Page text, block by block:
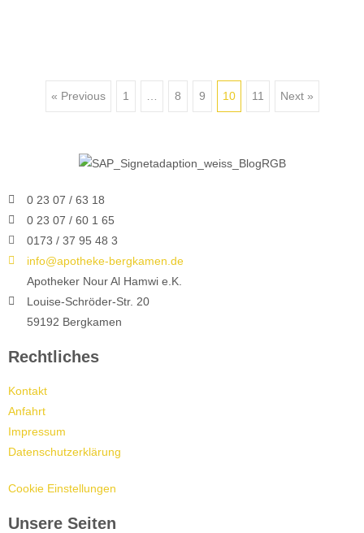
« Previous 1 8 9 10 11 Next »
0 23 07 / 63 18
0 23 07 / 60 1 65
0173 / 37 95 48 3
info@apotheke-bergkamen.de
Apotheker Nour Al Hamwi e.K.
Louise-Schröder-Str. 20
59192 Bergkamen
Rechtliches
Kontakt
Anfahrt
Impressum
Datenschutzerklärung
Cookie Einstellungen
Unsere Seiten